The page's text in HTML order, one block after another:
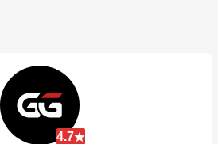
4.7